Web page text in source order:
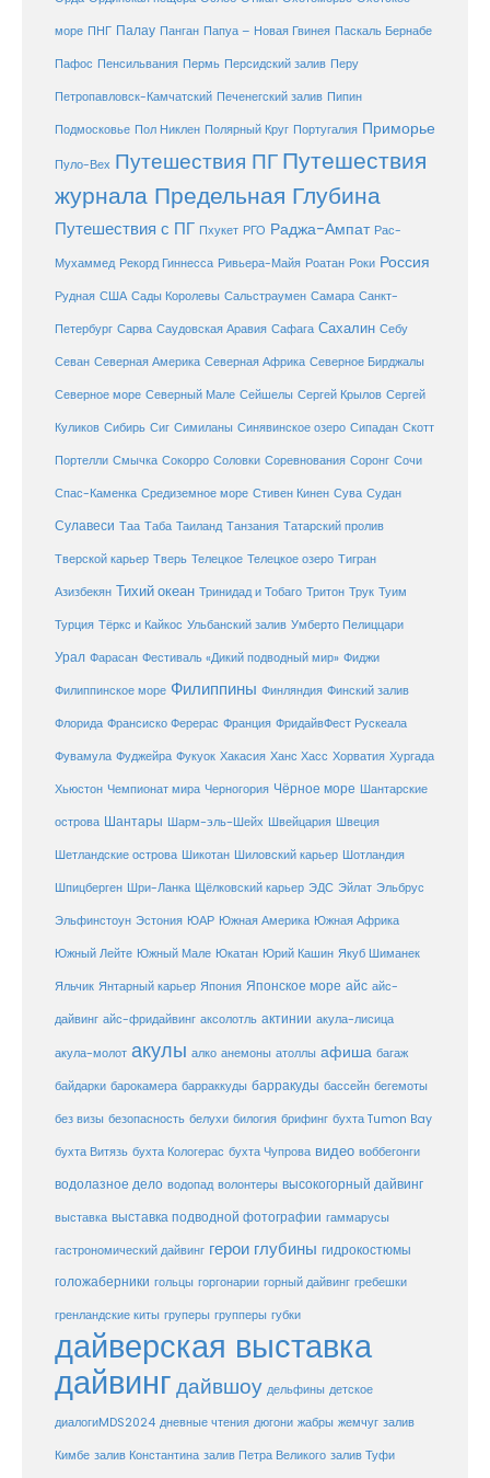
море ПНГ Палау Панган Папуа – Новая Гвинея Паскаль Бернабе
Пафос Пенсильвания Пермь Персидский залив Перу
Петропавловск-Камчатский Печенегский залив Пипин
Подмосковье Пол Никлен Полярный Круг Португалия Приморье
Пуло-Вех Путешествия ПГ Путешествия
журнала Предельная Глубина
Путешествия с ПГ Пхукет РГО Раджа-Ампат Рас-
Мухаммед Рекорд Гиннесса Ривьера-Майя Роатан Роки Россия
Рудная США Сады Королевы Сальстраумен Самара Санкт-
Петербург Сарва Саудовская Аравия Сафага Сахалин Себу
Севан Северная Америка Северная Африка Северное Бирджалы
Северное море Северный Мале Сейшелы Сергей Крылов Сергей
Куликов Сибирь Сиг Симиланы Синявинское озеро Сипадан Скотт
Портелли Смычка Сокорро Соловки Соревнования Соронг Сочи
Спас-Каменка Средиземное море Стивен Кинен Сува Судан
Сулавеси Таа Таба Таиланд Танзания Татарский пролив
Тверской карьер Тверь Телецкое Телецкое озеро Тигран
Азизбекян Тихий океан Тринидад и Тобаго Тритон Трук Туим
Турция Тёркс и Кайкос Ульбанский залив Умберто Пелиццари
Урал Фарасан Фестиваль «Дикий подводный мир» Фиджи
Филиппинское море Филиппины Финляндия Финский залив
Флорида Франсиско Ферерас Франция ФридайвФест Рускеала
Фувамула Фуджейра Фукуок Хакасия Ханс Хасс Хорватия Хургада
Хьюстон Чемпионат мира Черногория Чёрное море Шантарские
острова Шантары Шарм-эль-Шейх Швейцария Швеция
Шетландские острова Шикотан Шиловский карьер Шотландия
Шпицберген Шри-Ланка Щёлковский карьер ЭДС Эйлат Эльбрус
Эльфинстоун Эстония ЮАР Южная Америка Южная Африка
Южный Лейте Южный Мале Юкатан Юрий Кашин Якуб Шиманек
Яльчик Янтарный карьер Япония Японское море айс айс-
дайвинг айс-фридайвинг аксолотль актинии акула-лисица
акула-молот акулы алко анемоны атоллы афиша багаж
байдарки барокамера барраккуды барракуды бассейн бегемоты
без визы безопасность белухи билогия брифинг бухта Tumon Bay
бухта Витязь бухта Кологерас бухта Чупрова видео воббегонги
водолазное дело водопад волонтеры высокогорный дайвинг
выставка выставка подводной фотографии гаммарусы
гастрономический дайвинг герои глубины гидрокостюмы
голожаберники гольцы горгонарии горный дайвинг гребешки
гренландские киты груперы групперы губки
дайверская выставка
дайвингдайвшоу дельфины детское
диалогиMDS2024 дневные чтения дюгони жабры жемчуг залив
Кимбе залив Константина залив Петра Великого залив Туфи